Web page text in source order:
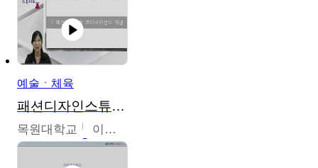
예술ㆍ체육
패션디자인스튜디오
목원대학교 이건희